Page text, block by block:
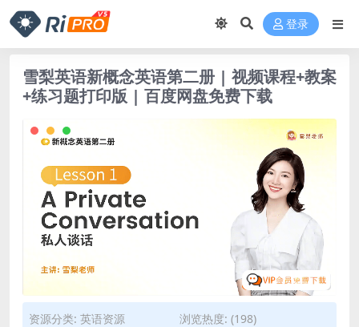
登录
雪梨英语新概念英语第二册 | 视频课程+教案
+练习题打印版 | 百度网盘免费下载
资源分类: 英语资源
浏览热度: (198)